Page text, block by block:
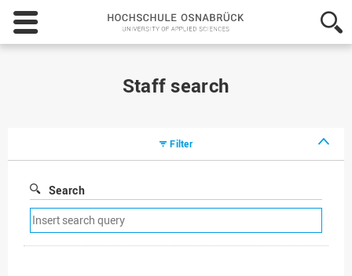
Hochschule
Osnabrück
-
Staff search
Filter
Search
Remove
search
filter